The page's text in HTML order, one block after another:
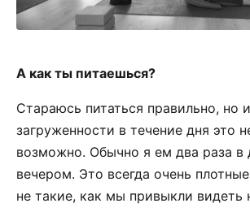
А как ты питаешься?
Стараюсь питаться правильно, но
загруженности в течение дня это
возможно. Обычно я ем два раза в
вечером. Это всегда очень
не такие, как мы привыкли видеть